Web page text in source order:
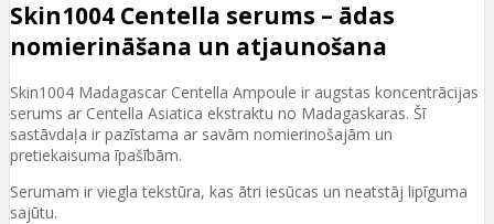
Skin1004 Centella serums – ādas
nomierināšana un atjaunošana
Skin1004 Madagascar Centella Ampoule ir augstas koncentrācijas
serums ar Centella Asiatica ekstraktu no Madagaskaras. Šī
sastāvdaļa ir pazīstama ar savām nomierinošajām un
pretiekaisuma īpašībām.
Serumam ir viegla tekstūra, kas ātri iesūcas un neatstāj lipīguma
sajūtu.